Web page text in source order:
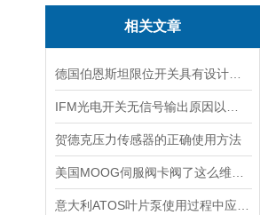
相关文章
贺德克压力传感器的正确使用方法